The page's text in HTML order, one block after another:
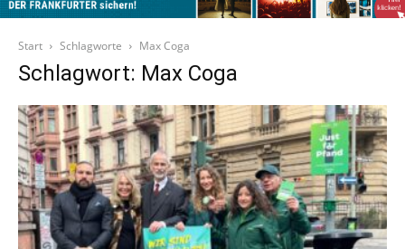
Start
Schlagworte Max Coga
Schlagwort: Max Coga